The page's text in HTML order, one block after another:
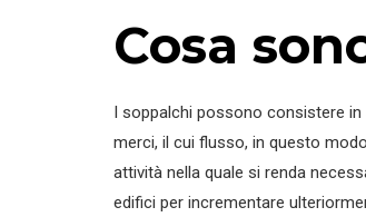
Cosa
I soppalchi possono consistere
merci, il cui flusso, in questo
attività nella quale si renda
edifici per incrementare